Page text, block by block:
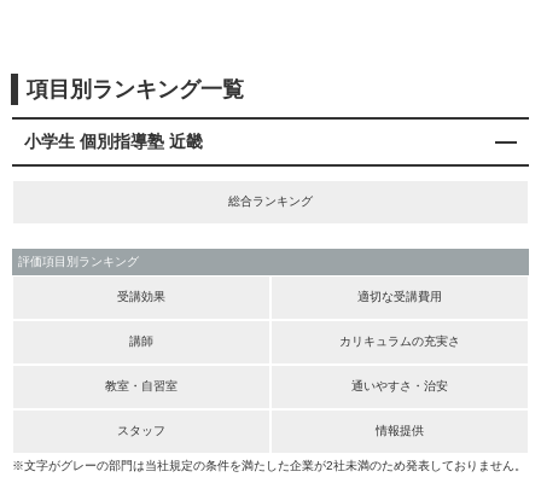
項目別ランキング一覧
小学生 個別指導塾 近畿
総合ランキング
評価項目別ランキング
受講効果 適切な受講費用
講師 カリキュラムの充実さ
教室・自習室 通いやすさ・治安
スタッフ 情報提供
※文字がグレーの部門は当社規定の条件を満たした企業が2社未満のため発表しておりません。